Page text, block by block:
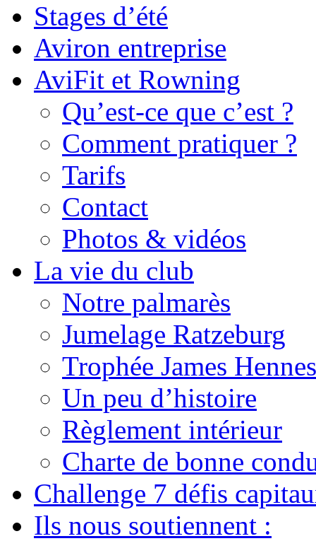
Stages d’été
Aviron entreprise
AviFit et Rowning
Qu’est-ce que c’est ?
Comment pratiquer ?
Tarifs
Contact
Photos & vidéos
La vie du club
Notre palmarès
Jumelage Ratzeburg
Trophée James
Un peu d’histoire
Règlement intérieur
Charte de bonne
Challenge 7 défis
Ils nous soutiennent :